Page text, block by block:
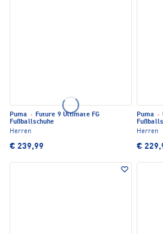
Puma · Future 9 Ultimate FG
Fußballschuhe
Herren
€ 239,99
Puma ·
Herren
€